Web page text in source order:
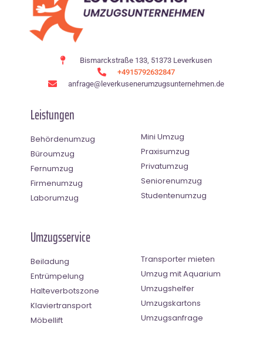
Bismarckstraße 133, 51373 Leverkusen
+4915792632847
anfrage@leverkusenerumzugsunternehmen.de
Leistungen
Behördenumzug
Büroumzug
Fernumzug
Firmenumzug
Laborumzug
Mini Umzug
Praxisumzug
Privatumzug
Seniorenumzug
Studentenumzug
Umzugsservice
Beiladung
Entrümpelung
Halteverbotszone
Klaviertransport
Möbellift
Transporter mieten
Umzug mit Aquarium
Umzugshelfer
Umzugskartons
Umzugsanfrage